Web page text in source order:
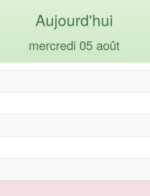
Aujourd'hui
mercredi 05 août